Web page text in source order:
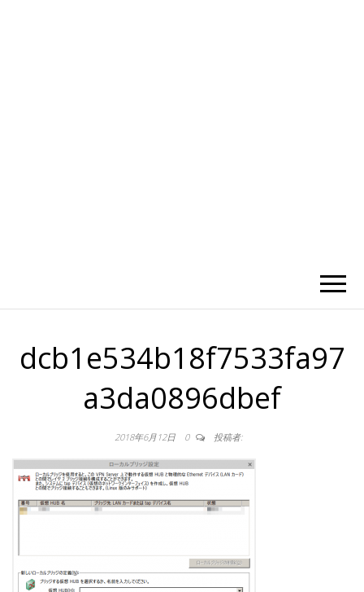
dcb1e534b18f7533fa97
a3da0896dbef
2018年6月12日 0 投稿者: